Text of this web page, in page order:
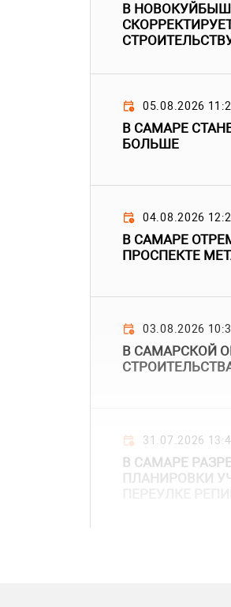
В
05.08.2026
В САМАРЕ
БОЛЬШЕ
04.08.2026
В САМАРЕ
ПРОСПЕКТЕ
03.08.2026
В САМАРСКОЙ
31.07.2026
В САМАРЕ
ПЛАНИРОВКИ